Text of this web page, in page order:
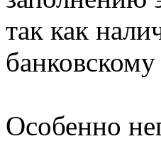
так как
Особенно